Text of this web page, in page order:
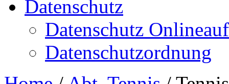
Datenschutz
Datenschutz
Datenschutzordnung